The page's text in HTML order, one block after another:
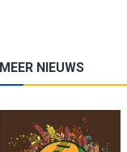
MEER NIEUWS